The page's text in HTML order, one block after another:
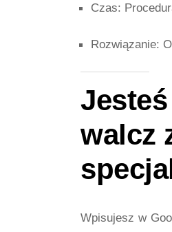
Czas:
Rozwiązanie:
walcz
Wpisujesz w